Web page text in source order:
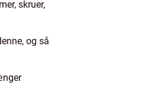
skruer,
og så